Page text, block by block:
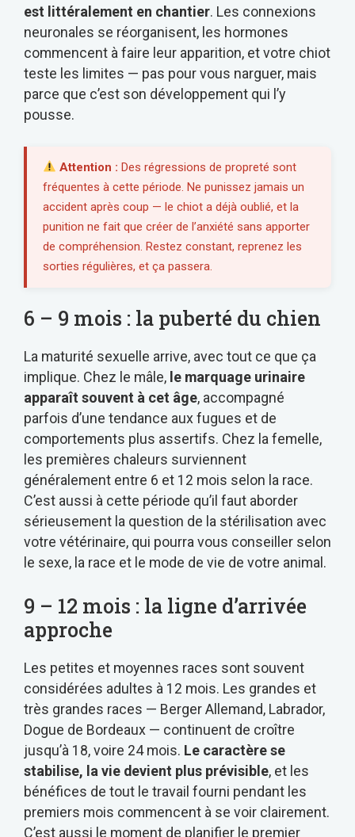
est littéralement en chantier. Les connexions
neuronales se réorganisent, les hormones
commencent à faire leur apparition, et votre chiot
teste les limites — pas pour vous narguer, mais
parce que c’est son développement qui l’y
pousse.
Attention : Des régressions de propreté sont
fréquentes à cette période. Ne punissez jamais un
accident après coup — le chiot a déjà oublié, et la
punition ne fait que créer de l’anxiété sans apporter
de compréhension. Restez constant, reprenez les
sorties régulières, et ça passera.
6 – 9 mois : la puberté du chien
La maturité sexuelle arrive, avec tout ce que ça
implique. Chez le mâle, le marquage urinaire
apparaît souvent à cet âge, accompagné
parfois d’une tendance aux fugues et de
comportements plus assertifs. Chez la femelle,
les premières chaleurs surviennent
généralement entre 6 et 12 mois selon la race.
C’est aussi à cette période qu’il faut aborder
sérieusement la question de la stérilisation avec
votre vétérinaire, qui pourra vous conseiller selon
le sexe, la race et le mode de vie de votre animal.
9 – 12 mois : la ligne d’arrivée
approche
Les petites et moyennes races sont souvent
considérées adultes à 12 mois. Les grandes et
très grandes races — Berger Allemand, Labrador,
Dogue de Bordeaux — continuent de croître
jusqu’à 18, voire 24 mois. Le caractère se
stabilise, la vie devient plus prévisible, et les
bénéfices de tout le travail fourni pendant les
premiers mois commencent à se voir clairement.
C’est aussi le moment de planifier le premier